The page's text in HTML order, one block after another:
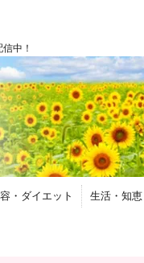
中！
・ダイエット 生活・知恵